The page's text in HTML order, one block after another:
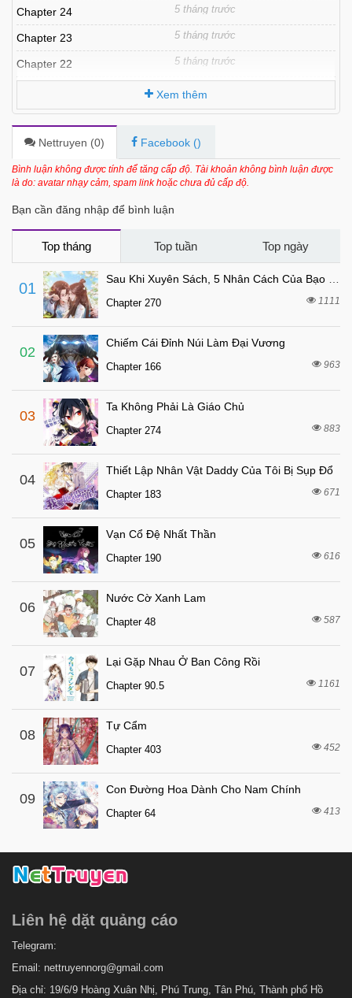
Chapter 24 5 tháng trước
Chapter 23 5 tháng trước
Chapter 22 5 tháng trước
Chapter 20 6 tháng trước
Chapter 19 6 tháng trước
Chapter 18 6 tháng trước
6 tháng trước
Chapter 15 6 tháng trước
Chapter 14
Chapter 13
Chapter 12
Chapter 11 7 tháng trước
Chapter 10
Chapter 9
Chapter 8
Chapter 7 7 tháng trước
Chapter 6 7 tháng trước
Chapter 5
Chapter 4 7 tháng trước
Chapter 3
Chapter 2 7 tháng trước
Chapter 1
Xem thêm
Nettruyen (0) Facebook ()
Bình luận không được tính để tăng cấp độ. Tài khoản không bình luận được
là do: avatar nhạy cảm, spam link hoặc chưa đủ cấp độ.
Bạn cần đăng nhập để bình luận
Top tháng Top tuần Top ngày
01
Chapter 270 1111
02
Chiếm Cái Đỉnh Núi Làm Đại Vương
Chapter 166 963
03
Ta Không Phải Là Giáo Chủ
Chapter 274 883
04
Thiết Lập Nhân Vật Daddy Của Tôi Bị Sụp Đổ
Chapter 183 671
05
Vạn Cổ Đệ Nhất Thần
Chapter 190 616
06
Nước Cờ Xanh Lam
Chapter 48 587
07
Lại Gặp Nhau Ở Ban Công Rồi
Chapter 90.5 1161
08
Tự Cẩm
Chapter 403 452
09
Con Đường Hoa Dành Cho Nam Chính
Chapter 64 413
Liên hệ dặt quảng cáo
Telegram:
Email: nettruyennorg@gmail.com
Địa chỉ: 19/6/9 Hoàng Xuân Nhị, Phú Trung, Tân Phú, Thành phố Hồ